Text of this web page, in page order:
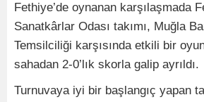
Fethiye’de oynanan karşılaşmada
Sanatkârlar Odası takımı, Muğla
Temsilciliği karşısında etkili bir
sahadan 2-0’lık skorla galip ayrıldı.
Turnuvaya iyi bir başlangıç yapan